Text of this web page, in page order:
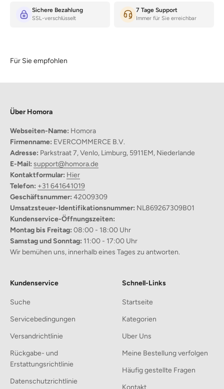
Warum Menschen Balloon Pup Art lieben!
Langlebige Qualität
Balloon Pup Art wird aushochwertigemKunstharz hergestellt
und ist daher sehr langlebig. Sie können sich jahrelang an der
Schönheit dieser bezaubernden Motive erfreuen, ohne sich über
Abnutzung Sorgen machen zu müssen.
Vielseitige Aufstellung
Mit einerkompakten Größe von 10x10cmpassen diese
Ballonwelpen in jeden Raum.
Persönliche Note
Wählen Sie aus fünfleuchtenden Farben
passen und Ihren individuellen Stil mühelos zum Ausdruck
Im Gegensatz zu zerbrechlichen Dekorationen aus Glas oder
Zerbrechen oder Verletzungen vermeiden.
Sichere Bezahlung
SSL-verschlüsselt
7 Tage Support
Immer für Sie erreichbar
Für Sie empfohlen
Über Homora
Webseiten-Name: Homora
Firmenname: EVERCOMMERCE B.V.
Adresse: Parkstraat 7, Venlo, Limburg, 5911EM, Niederlande
E-Mail: support@homora.de
Kontaktformular: Hier
Telefon: +31 641641019
Geschäftsnummer: 42009309
Umsatzsteuer-Identifikationsnummer: NL869267309B01
Kundenservice-Öffnungszeiten:
Montag bis Freitag: 08:00 - 18:00 Uhr
Samstag und Sonntag: 11:00 - 17:00 Uhr
Wir bemühen uns, innerhalb eines Tages zu antworten.
Kundenservice
Suche
Servicebedingungen
Versandrichtlinie
Rückgabe- und
Erstattungsrichtlinie
Datenschutzrichtlinie
Schnell-Links
Startseite
Kategorien
Uber Uns
Meine Bestellung verfolgen
Häufig gestellte Fragen
Kontakt